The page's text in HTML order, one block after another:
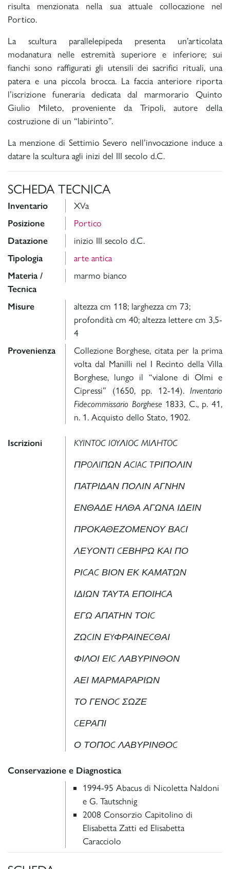
risulta menzionata nella sua attuale collocazione nel
Portico.
La scultura parallelepipeda presenta un’articolata
modanatura nelle estremità superiore e inferiore; sui
fianchi sono raffigurati gli utensili dei sacrifici rituali, una
patera e una piccola brocca. La faccia anteriore riporta
l’iscrizione funeraria dedicata dal marmorario Quinto
Giulio Mileto, proveniente da Tripoli, autore della
costruzione di un “labirinto”.
La menzione di Settimio Severo nell’invocazione induce a
datare la scultura agli inizi del III secolo d.C.
SCHEDA TECNICA
Inventario XVa
Posizione Portico
Datazione inizio III secolo d.C.
Tipologia arte antica
Materia /
Tecnica
marmo bianco
Misure
altezza cm 118; larghezza cm 73;
profondità cm 40; altezza lettere cm 3,5-
4
Provenienza
Collezione Borghese, citata per la prima
volta dal Manilli nel I Recinto della Villa
Borghese, lungo il “vialone di Olmi e
Cipressi” (1650, pp. 12-14). Inventario
Fidecommissario Borghese 1833, C., p. 41,
n. 1. Acquisto dello Stato, 1902.
Iscrizioni
KYINTOC IOYΛIOC MIΛHTOC
ΠΡOΛIΠΩΝ ΑCIAC TΡΙΠΟΛΙΝ
ΠΑΤΡΙΔΑΝ ΠΟΛΙΝ ΑΓΝΗΝ
ΕΝΘΑΔΕ ΗΛΘΑ ΑΓΩΝΑ ΙΔΕΙΝ
ΠΡΟΚΑΘΕΖΟΜΕΝΟΥ ΒΑCΙ
ΛΕΥΟΝΤΙ CΕΒΗΡΩ ΚΑΙ ΠΟ
ΡΙCΑC ΒΙΟΝ ΕΚ ΚΑΜΑΤΩΝ
ΙΔΙΩΝ ΤΑΥΤΑ ΕΠΟΙΗCΑ
ΕΓΩ ΑΠΑΤΗΝ ΤΟΙC
ΖΩCΙΝ ΕYΦΡΑΙΝΕCΘΑΙ
ΦΙΛΟΙ ΕΙC ΛΑΒΥΡΙΝΘΟΝ
ΑΕΙ ΜΑΡΜΑΡΑΡΙΩΝ
ΤΟ ΓΕΝΟC ΣΩΖΕ
CΕΡΑΠΙ
Ο ΤΟΠΟC ΛΑΒΥΡΙΝΘΟC
Conservazione e Diagnostica
1994-95 Abacus di Nicoletta Naldoni
e G. Tautschnig
2008 Consorzio Capitolino di
Elisabetta Zatti ed Elisabetta
Caracciolo